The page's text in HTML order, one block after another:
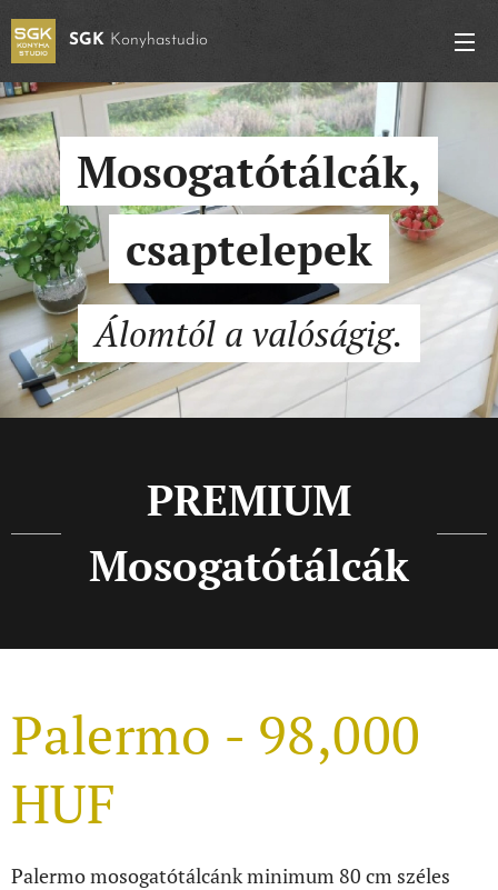
SGK Konyhastudio
Mosogatótálcák,
csaptelepek
Álomtól a valóságig.
PREMIUM
Mosogatótálcák
Palermo - 98,000
HUF
Palermo mosogatótálcánk minimum 80 cm széles